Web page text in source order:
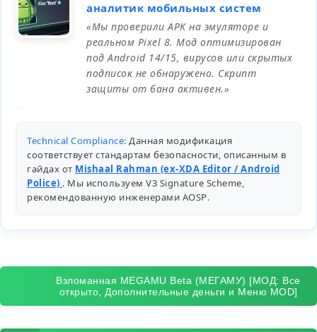
аналитик мобильных систем
«Мы проверили APK на эмуляторе и
реальном Pixel 8. Мод оптимизирован
под Android 14/15, вирусов или скрытых
подписок не обнаружено. Скрипт
защиты от бана активен.»
Technical Compliance: Данная модификация
соответствует стандартам безопасности, описанным в
гайдах от Mishaal Rahman (ex-XDA Editor / Android
Police) . Мы используем V3 Signature Scheme,
рекомендованную инженерами AOSP.
Взломанная MEGAMU Beta (МЕГАМУ) [МОД: Все
открыто, Дополнительные деньги и Меню MOD]